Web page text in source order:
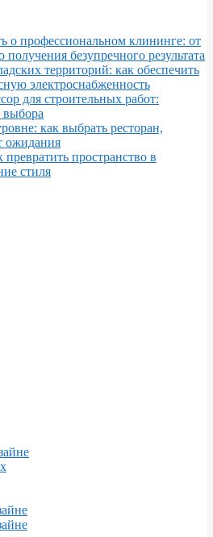
о профессиональном клининге: от
безупречного результата
территорий: как обеспечить
электроснабженность
для строительных работ:
выбора
как выбрать ресторан,
ожидания
превратить пространство в
стиля